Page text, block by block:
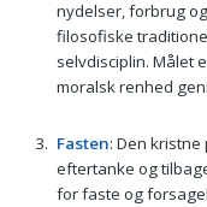
nydelser, forbrug
filosofiske
selvdisciplin. Målet
moralsk renhed
Fasten: Den
eftertanke og
for faste og